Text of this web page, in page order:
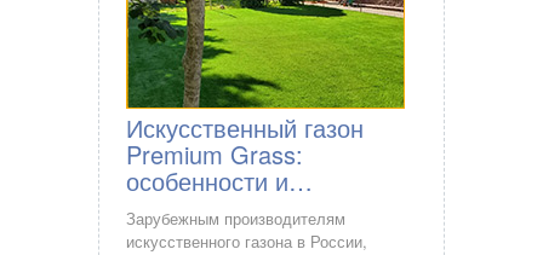
Искусственный газон
Premium Grass:
особенности и…
Зарубежным производителям
искусственного газона в России,